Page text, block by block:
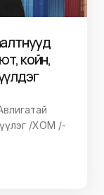
койн,
/ХОМ /-